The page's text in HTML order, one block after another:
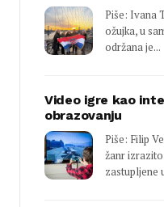
Piše: Ivana
ožujka, u
održana je...
Video igre kao
obrazovanju
Piše: Filip
žanr
zastupljene